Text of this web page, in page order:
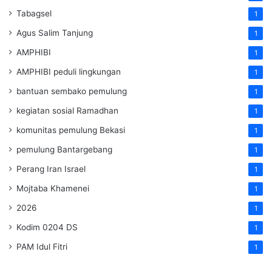
Tabagsel 1
Agus Salim Tanjung 1
AMPHIBI 1
AMPHIBI peduli lingkungan 1
bantuan sembako pemulung 1
kegiatan sosial Ramadhan 1
komunitas pemulung Bekasi 1
pemulung Bantargebang 1
Perang Iran Israel 1
Mojtaba Khamenei 1
2026 1
Kodim 0204 DS 1
PAM Idul Fitri 1